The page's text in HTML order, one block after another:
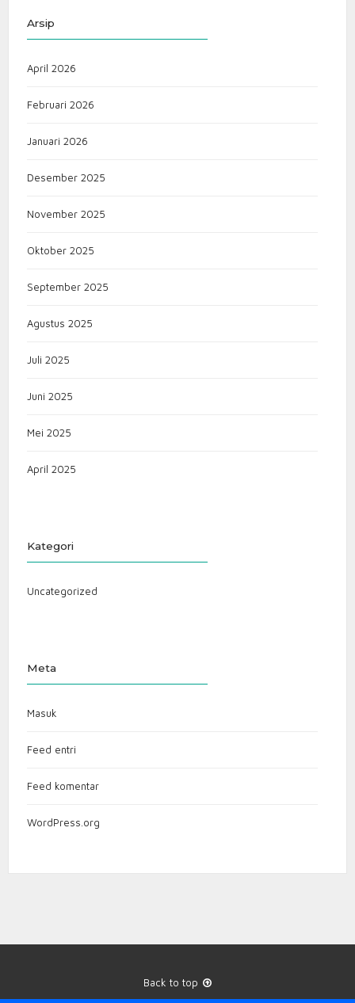
Arsip
April 2026
Februari 2026
Januari 2026
Desember 2025
November 2025
Oktober 2025
September 2025
Agustus 2025
Juli 2025
Juni 2025
Mei 2025
April 2025
Kategori
Uncategorized
Meta
Masuk
Feed entri
Feed komentar
WordPress.org
Back to top